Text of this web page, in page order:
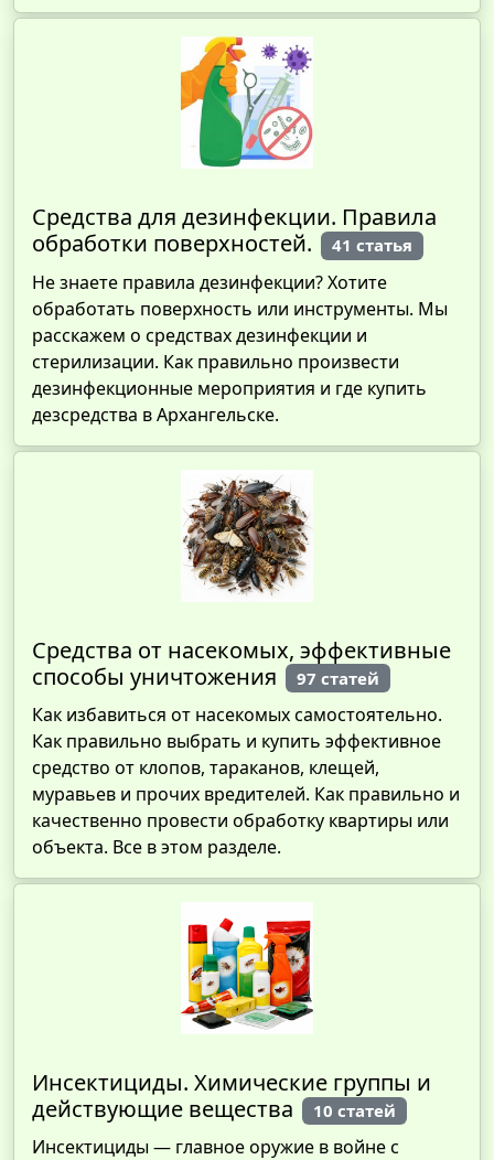
Средства для дезинфекции. Правила
обработки поверхностей.
41 статья
Не знаете правила дезинфекции? Хотите
обработать поверхность или инструменты. Мы
расскажем о средствах дезинфекции и
стерилизации. Как правильно произвести
дезинфекционные мероприятия и где купить
дезсредства в Архангельске.
Средства от насекомых, эффективные
способы уничтожения
97 статей
Как избавиться от насекомых самостоятельно.
Как правильно выбрать и купить эффективное
средство от клопов, тараканов, клещей,
муравьев и прочих вредителей. Как правильно и
качественно провести обработку квартиры или
объекта. Все в этом разделе.
Инсектициды. Химические группы и
действующие вещества
10 статей
Инсектициды — главное оружие в войне с